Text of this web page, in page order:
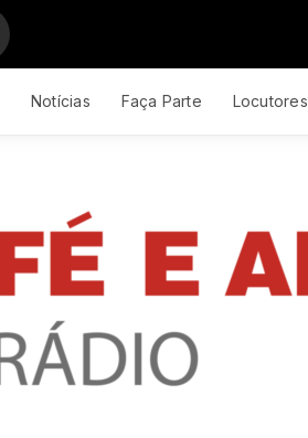
Notícias Faça Parte Locutores